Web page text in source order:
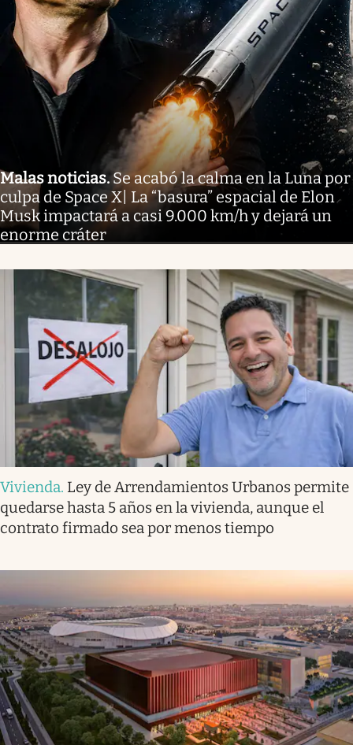
Malas noticias. Se acabó la calma en la Luna por
culpa de Space X| La “basura” espacial de Elon
Musk impactará a casi 9.000 km/h y dejará un
enorme cráter
Vivienda. Ley de Arrendamientos Urbanos permite
quedarse hasta 5 años en la vivienda, aunque el
contrato firmado sea por menos tiempo